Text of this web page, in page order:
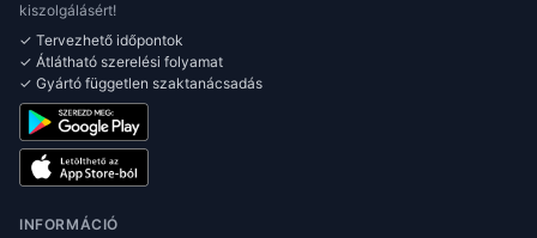
kiszolgálásért!
✓ Tervezhető időpontok
✓ Átlátható szerelési folyamat
✓ Gyártó független szaktanácsadás
INFORMÁCIÓ